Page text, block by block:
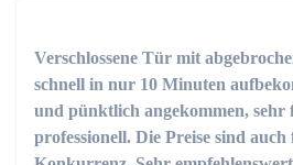
Verschlossene Tür mit
schnell in nur 10 Minuten
und pünktlich angekommen, sehr
professionell. Die Preise sind